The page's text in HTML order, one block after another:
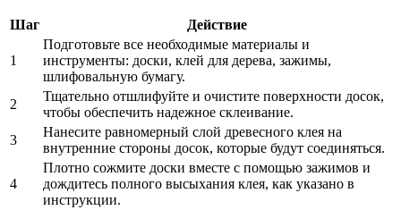
Шаг Действие
1
Подготовьте все необходимые материалы и
инструменты: доски, клей для дерева, зажимы,
шлифовальную бумагу.
2
Тщательно отшлифуйте и очистите поверхности досок,
чтобы обеспечить надежное склеивание.
3
Нанесите равномерный слой древесного клея на
внутренние стороны досок, которые будут соединяться.
4
Плотно сожмите доски вместе с помощью зажимов и
дождитесь полного высыхания клея, как указано в
инструкции.